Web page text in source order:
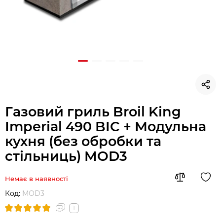
Газовий гриль Broil King
Imperial 490 BIC + Модульна
кухня (без обробки та
стільниць) MOD3
Немає в наявності
Код: MOD3
1